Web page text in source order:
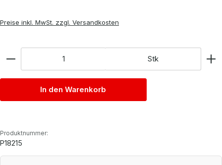
Preise inkl. MwSt. zzgl. Versandkosten
Stk
In den Warenkorb
Produktnummer:
P18215